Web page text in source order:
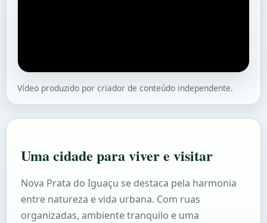
Vídeo produzido por criador de conteúdo independente.
Uma cidade para viver e visitar
Nova Prata do Iguaçu se destaca pela harmonia
entre natureza e vida urbana. Com ruas
organizadas, ambiente tranquilo e uma